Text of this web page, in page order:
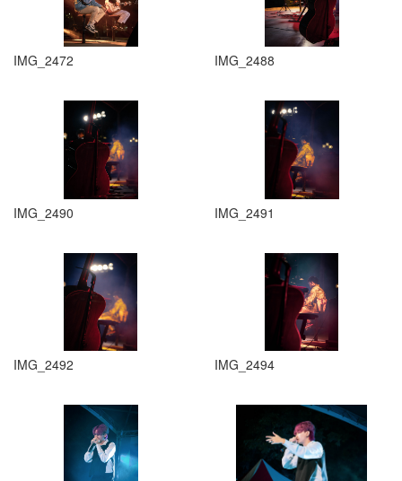
IMG_2472 IMG_2488
IMG_2490 IMG_2491
IMG_2492 IMG_2494